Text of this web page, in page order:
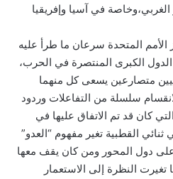
في آسيا وإفريقيا
الأمم المتحدة سرعان ما طرأ عليه
الكبرى المنتصرة في الحرب،
متصارعين يسعى كل منهما
سلسلة من التفاعلات وردود
كان قد تم الاتفاق عليها في
القطبية تغير مفهوم “العدو”
على دول المحور ومن كان يقف معها
النظرة إلى الاستعمار